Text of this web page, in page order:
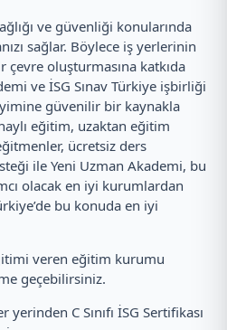
ve güvenliği konularında
sağlar. Böylece iş yerlerinin
çevre oluşturmasına katkıda
ve İSG Sınav Türkiye işbirliği
güvenilir bir kaynakla
eğitim, uzaktan eğitim
ücretsiz ders
ile Yeni Uzman Akademi, bu
olacak en iyi kurumlardan
bu konuda en iyi
veren eğitim kurumu
geçebilirsiniz.
C Sınıfı İSG Sertifikası